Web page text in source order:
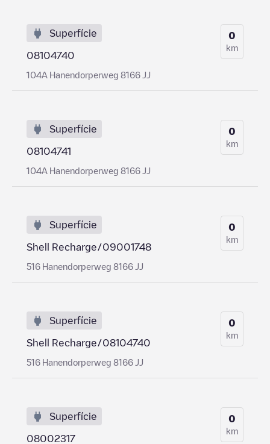
Superfície
08104740
104A Hanendorperweg 8166 JJ
0
km
Superfície
08104741
104A Hanendorperweg 8166 JJ
0
km
Superfície
Shell Recharge/09001748
516 Hanendorperweg 8166 JJ
0
km
Superfície
Shell Recharge/08104740
516 Hanendorperweg 8166 JJ
0
km
Superfície
08002317
0
km